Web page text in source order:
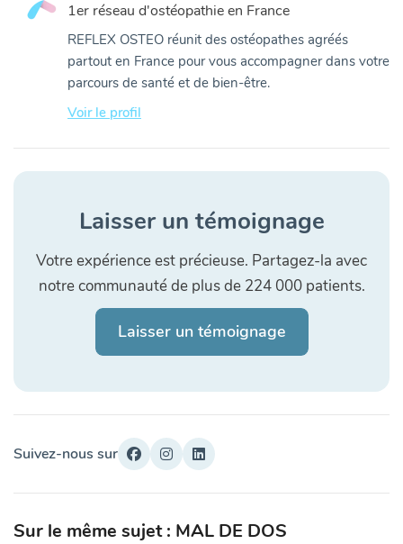
1er réseau d'ostéopathie en France
REFLEX OSTEO réunit des ostéopathes agréés
partout en France pour vous accompagner dans votre
parcours de santé et de bien-être.
Voir le profil
Laisser un témoignage
Votre expérience est précieuse. Partagez-la avec
notre communauté de plus de 224 000 patients.
Laisser un témoignage
Suivez-nous sur
Sur le même sujet : MAL DE DOS